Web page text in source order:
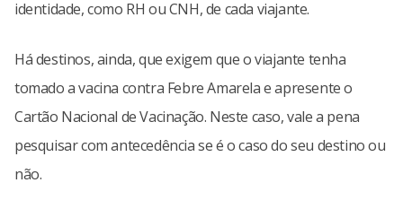
identidade, como RH ou CNH, de cada viajante.
Há destinos, ainda, que exigem que o viajante tenha
tomado a vacina contra Febre Amarela e apresente o
Cartão Nacional de Vacinação. Neste caso, vale a pena
pesquisar com antecedência se é o caso do seu destino ou
não.